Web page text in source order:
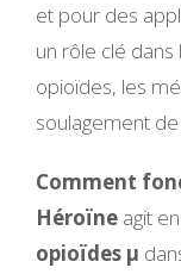
et pour des
un rôle clé
opioïdes, les
soulagement
Comment
Héroïne agit
opioïdes µ